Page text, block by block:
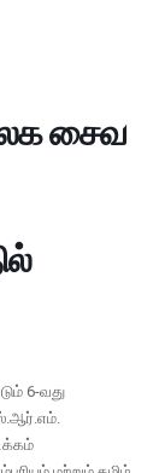
சைவ
6-வது